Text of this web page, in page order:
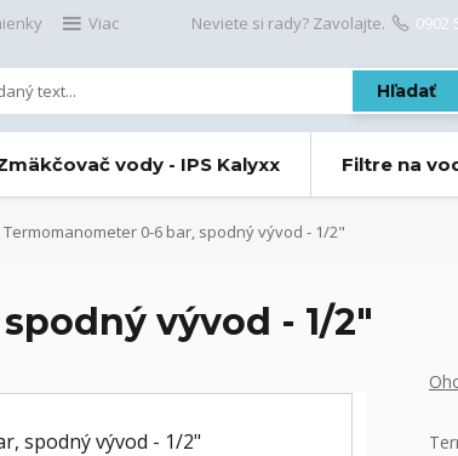
Viac
Hľadať
Neviete si rady? Zavolajte. 0902
vody - IPS Kalyxx Filtre na
Termomanometer 0-6 bar, spodný vývod - 1/2"
vývod - 1/2"